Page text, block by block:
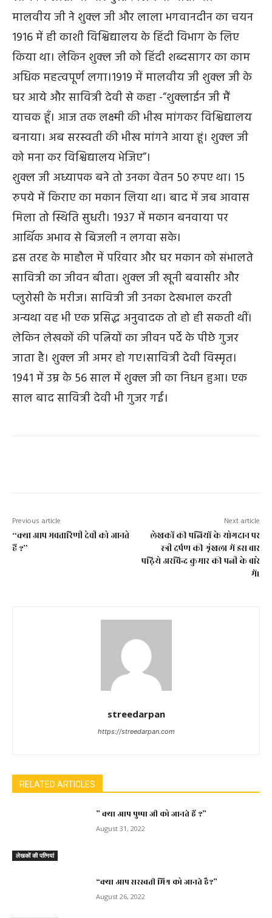
मालवीय जी ने शुक्ल जी और लाला भगवानदीन का चयन
1916 में ही काशी विश्विद्यालय के हिंदी विभाग के लिए
किया था। लेकिन शुक्ल जी को हिंदी शब्दसागर का काम
अधिक महत्वपूर्ण लगा।1919 में मालवीय जी शुक्ल जी के
घर आये और सावित्री देवी से कहा -“शुक्लाईन जी मैं
याचक हूँ। आज तक लक्ष्मी की भीख मांगकर विश्विद्यालय
बनाया। अब सरस्वती की भीख मांगने आया हूं। शुक्ल जी
को मना कर विश्विद्यालय भेजिए”।
शुक्ल जी अध्यापक बने तो उनका वेतन 50 रुपए था। 15
रुपये में किराए का मकान लिया था। बाद में जब आवास
मिला तो स्थिति सुधरी। 1937 में मकान बनवाया पर
आर्थिक अभाव से बिजली न लगवा सके।
इस तरह के माहौल में परिवार और घर मकान को संभालते
सावित्री का जीवन बीता। शुक्ल जी खूनी बवासीर और
प्लुरोसी के मरीज। सावित्री जी उनका देखभाल करती
अन्यथा वह भी एक प्रसिद्ध अनुवादक तो हो ही सकती थीं।
लेकिन लेखकों की पत्नियों का जीवन पर्दे के पीछे गुजर
जाता है। शुक्ल जी अमर हो गए।सावित्री देवी विस्मृत।
1941 में उम्र के 56 साल में शुक्ल जी का निधन हुआ। एक
साल बाद सावित्री देवी भी गुजर गईं।
Previous article
“क्या आप भवतारिणी देवी को जानते
हैं ?”
Next article
लेखकों की पत्नियों के योगदान पर
स्त्री दर्पण की शृंखला में इस बार
पढ़िये अरविन्द कुमार की पत्नी के बारे
में।
streedarpan
https://streedarpan.com
RELATED ARTICLES
लेखकों की पत्नियां
” क्या आप पुष्पा जी को जानते हैं ?”
August 31, 2022
“क्या आप सरस्वती मिश्र को जानते है?”
August 26, 2022